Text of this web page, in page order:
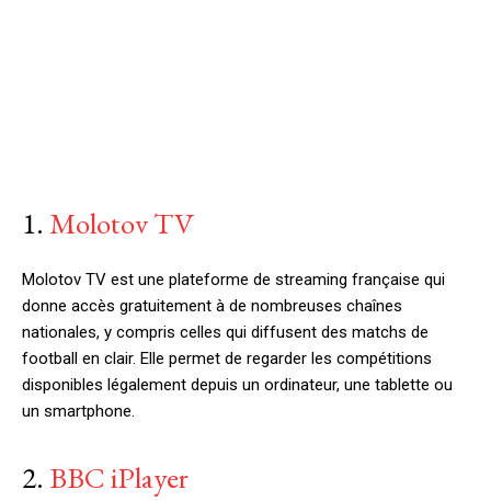
1. Molotov TV
Molotov TV est une plateforme de streaming française qui
donne accès gratuitement à de nombreuses chaînes
nationales, y compris celles qui diffusent des matchs de
football en clair. Elle permet de regarder les compétitions
disponibles légalement depuis un ordinateur, une tablette ou
un smartphone.
2. BBC iPlayer